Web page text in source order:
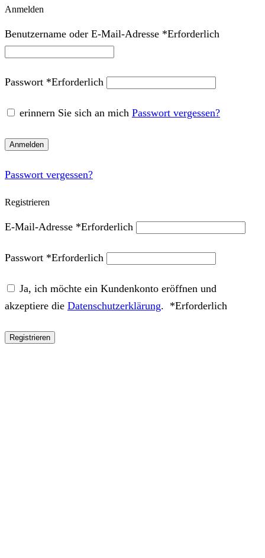
Anmelden
Benutzername oder E-Mail-Adresse *Erforderlich
Passwort *Erforderlich
erinnern Sie sich an mich Passwort vergessen?
Anmelden
Passwort vergessen?
Registrieren
E-Mail-Adresse *Erforderlich
Passwort *Erforderlich
Ja, ich möchte ein Kundenkonto eröffnen und
akzeptiere die Datenschutzerklärung. *Erforderlich
Registrieren